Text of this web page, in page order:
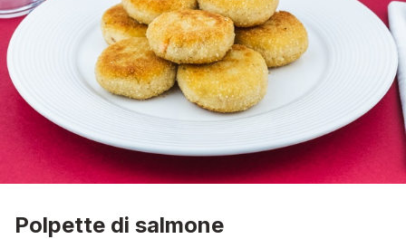
Polpette di salmone